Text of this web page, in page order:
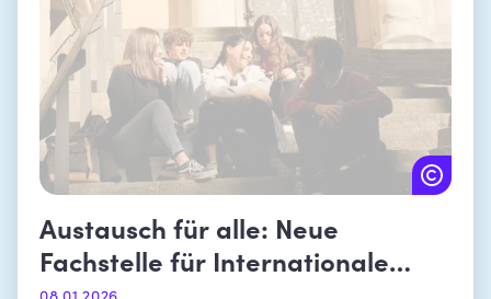
Austausch für alle: Neue
Fachstelle für Internationale